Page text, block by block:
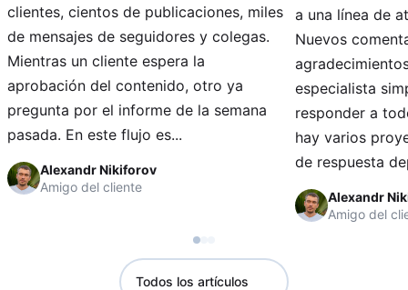
clientes, cientos de publicaciones, miles
de mensajes de seguidores y colegas.
Mientras un cliente espera la
aprobación del contenido, otro ya
pregunta por el informe de la semana
pasada. En este flujo es...
Alexandr Nikiforov
Amigo del cliente
a una línea de
Nuevos
especialista
responder a
hay varios
de respuesta
Alexandr
Amigo del
Todos los artículos